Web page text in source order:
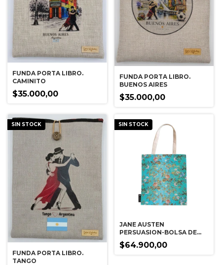
FUNDA PORTA LIBRO.
CAMINITO
$35.000,00
FUNDA PORTA LIBRO.
BUENOS AIRES
$35.000,00
SIN STOCK
FUNDA PORTA LIBRO.
TANGO
SIN STOCK
JANE AUSTEN
PERSUASION-BOLSA DE
TELA DE ALGODON
$64.900,00